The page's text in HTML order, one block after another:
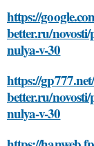
https://
better.ru/
nulya-v-30
https://
better.ru/
nulya-v-30